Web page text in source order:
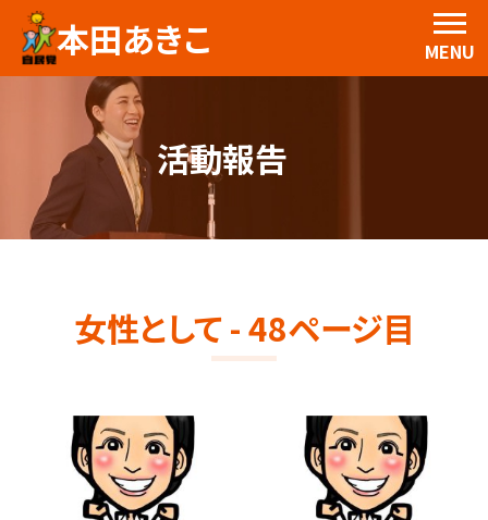
本田あきこ MENU
活動報告
女性として - 48ページ目